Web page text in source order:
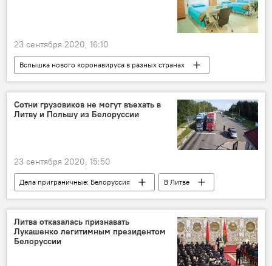
Энергетика. LIVE
23 сентября 2020, 16:10
Вспышка нового коронавируса в разных странах
Общество
Литва коронавирус
Сотни грузовиков не могут въехать в
Литву и Польшу из Белоруссии
23 сентября 2020, 15:50
Дела приграничные: Белоруссия
В Литве
Общество
Литва
Польша
Литва отказалась признавать
Лукашенко легитимным президентом
Белоруссии